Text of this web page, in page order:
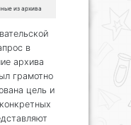
из архива
в
архива
грамотно
цель и